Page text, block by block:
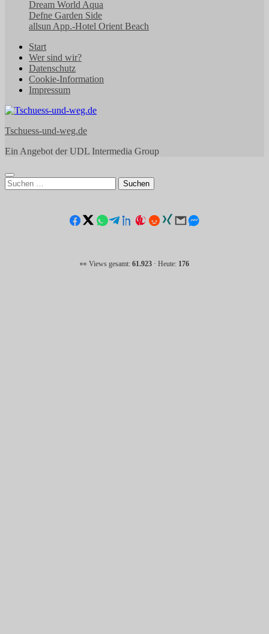
Dream World Aqua
Defne Garden Side
allsun App.-Hotel Orient Beach
Start
Wer sind wir?
Datenschutz
Cookie-Information
Impressum
Tschuess-und-weg.de
Ein Angebot der UDL Intermedia Group
Suchen
nach:
👀 Views gesamt: 61.923 · Heute: 176